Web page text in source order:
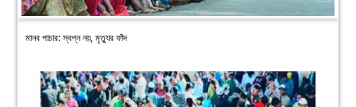
মানব পাচার: স্বপ্ন নয়, মৃত্যুর ফাঁদ